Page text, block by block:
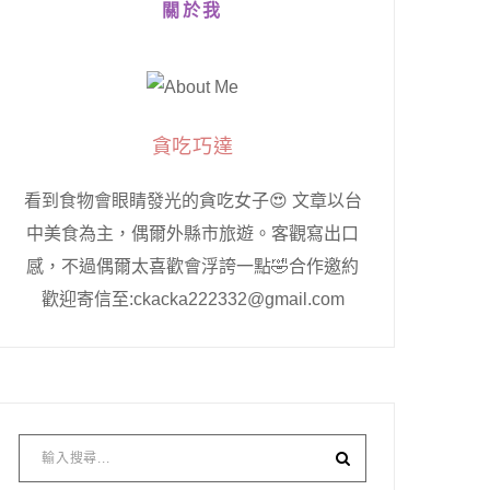
關於我
貪吃巧達
看到食物會眼睛發光的貪吃女子😍 文章以台
中美食為主，偶爾外縣市旅遊。客觀寫出口
感，不過偶爾太喜歡會浮誇一點🤣合作邀約
歡迎寄信至:ckacka222332@gmail.com